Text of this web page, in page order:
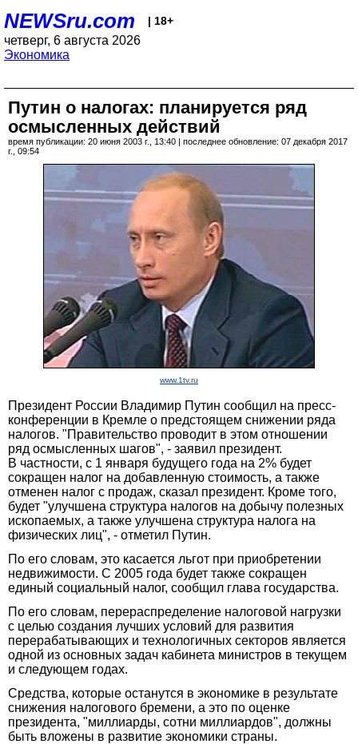
NEWSru.com | 18+
четверг, 6 августа 2026
Экономика
Путин о налогах: планируется ряд
осмысленных действий
время публикации: 20 июня 2003 г., 13:40 | последнее обновление: 07 декабря 2017
г., 09:54
www.1tv.ru
Президент России Владимир Путин сообщил на пресс-
конференции в Кремле о предстоящем снижении ряда
налогов. "Правительство проводит в этом отношении
ряд осмысленных шагов", - заявил президент.
В частности, с 1 января будущего года на 2% будет
сокращен налог на добавленную стоимость, а также
отменен налог с продаж, сказал президент. Кроме того,
будет "улучшена структура налогов на добычу полезных
ископаемых, а также улучшена структура налога на
физических лиц", - отметил Путин.
По его словам, это касается льгот при приобретении
недвижимости. С 2005 года будет также сокращен
единый социальный налог, сообщил глава государства.
По его словам, перераспределение налоговой нагрузки
с целью создания лучших условий для развития
перерабатывающих и технологичных секторов является
одной из основных задач кабинета министров в текущем
и следующем годах.
Средства, которые останутся в экономике в результате
снижения налогового бремени, а это по оценке
президента, "миллиарды, сотни миллиардов", должны
быть вложены в развитие экономики страны.